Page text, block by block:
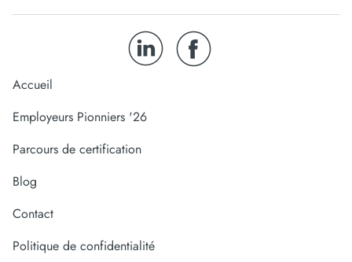
Accueil
Employeurs Pionniers '26
Parcours de certification
Blog
Contact
Politique de confidentialité